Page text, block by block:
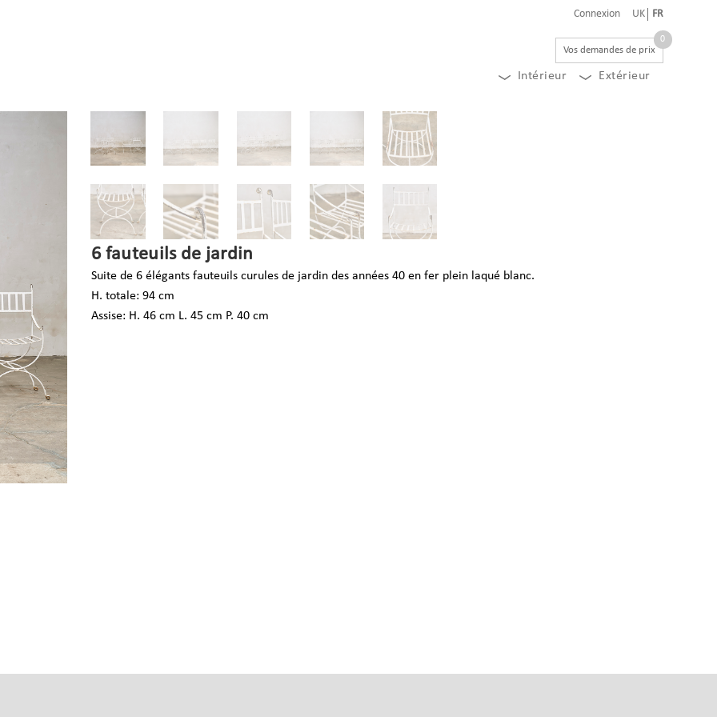
Connexion UK FR
Intérieur Extérieur
Vos demandes de prix
0
6 fauteuils de jardin
Suite de 6 élégants fauteuils curules de jardin des années 40 en fer plein laqué blanc.
H. totale: 94 cm
Assise: H. 46 cm L. 45 cm P. 40 cm